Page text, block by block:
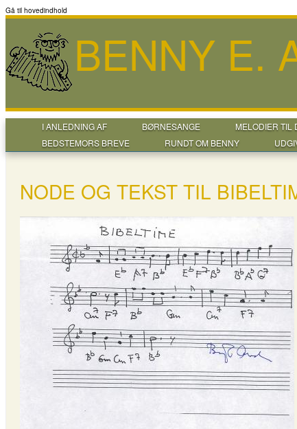
Gå til hovedindhold
BENNY E.
I ANLEDNING AF BØRNESANGE MELODIER TIL
BEDSTEMORS BREVE
RUNDT OM BENNY
NODE OG TEKST TIL